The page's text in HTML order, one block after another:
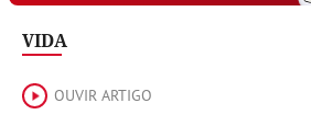
VIDA
OUVIR ARTIGO